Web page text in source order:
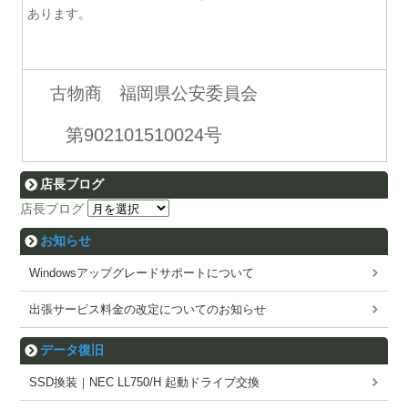
あります。
古物商 福岡県公安委員会
第902101510024号
店長ブログ
店長ブログ
お知らせ
Windowsアップグレードサポートについて
出張サービス料金の改定についてのお知らせ
データ復旧
SSD換装｜NEC LL750/H 起動ドライブ交換